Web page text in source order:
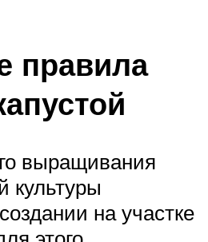
правила
выращивания
культуры
на участке